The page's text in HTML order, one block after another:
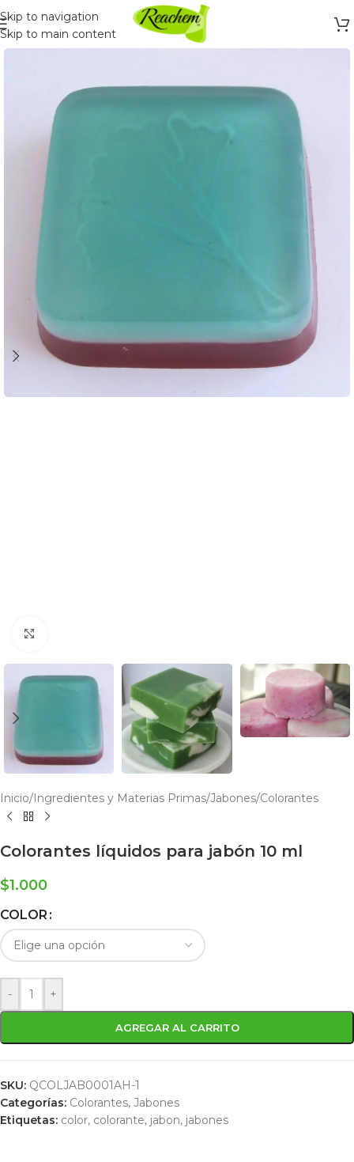
Skip to navigation
Skip to main content
Inicio/Ingredientes y Materias Primas/Jabones/Colorantes
Colorantes líquidos para jabón 10 ml
$1.000
COLOR
- +
AGREGAR AL CARRITO
SKU: QCOLJAB0001AH-1
Categorías: Colorantes, Jabones
Etiquetas: color, colorante, jabon, jabones